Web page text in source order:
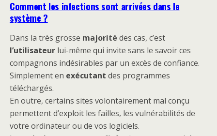
Comment les infections sont arrivées dans le
système ?
Dans la très grosse majorité des cas, c’est
l’utilisateur lui-même qui invite sans le savoir ces
compagnons indésirables par un excès de confiance.
Simplement en exécutant des programmes
téléchargés.
En outre, certains sites volontairement mal conçu
permettent d’exploit les failles, les vulnérabilités de
votre ordinateur ou de vos logiciels.